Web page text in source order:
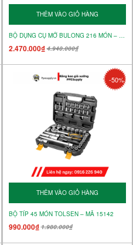
THÊM VÀO GIỎ HÀNG
BỘ DỤNG CỤ MỞ BULONG 216 MÓN – MÃ 15147
2.470.000₫4.940.000₫
-50%
THÊM VÀO GIỎ HÀNG
BỘ TÍP 45 MÓN TOLSEN – MÃ 15142
990.000₫1.980.000₫